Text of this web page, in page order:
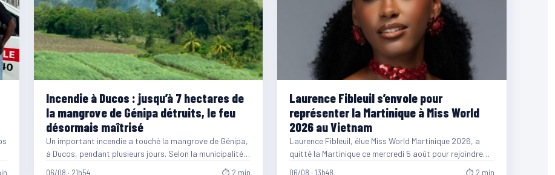
Incendie à Ducos : jusqu’à 7 hectares de
la mangrove de Génipa détruits, le feu
désormais maîtrisé
Un important incendie a touché la mangrove de Génipa,
à Ducos, pendant plusieurs jours. Selon la municipalité,
06/08 · 21h54 ⏱ 2 min
Laurence Fibleuil s’envole pour
représenter la Martinique à Miss World
2026 au Vietnam
Laurence Fibleuil, élue Miss World Martinique 2026, a
quitté la Martinique ce mercredi 5 août pour rejoindre
06/08 · 13h48 ⏱ 2 min